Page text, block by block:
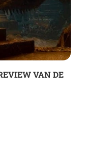
VAN DE